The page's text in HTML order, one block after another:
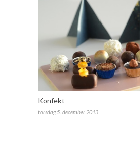
Konfekt
torsdag 5. december 2013